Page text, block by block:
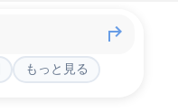
もっと見る